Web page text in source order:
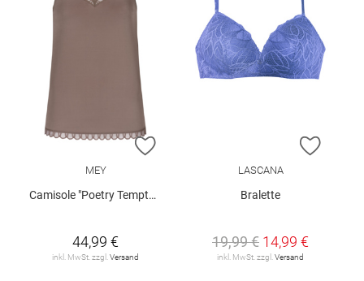
ZUR WUNSCHLISTE HINZUFÜGEN
MEY
Camisole "Poetry Temptation"
44,99 €
inkl. MwSt. zzgl. Versand
ZUR
LASCANA
Bralette
19,99 € 14,99 €
inkl. MwSt. zzgl. Versand